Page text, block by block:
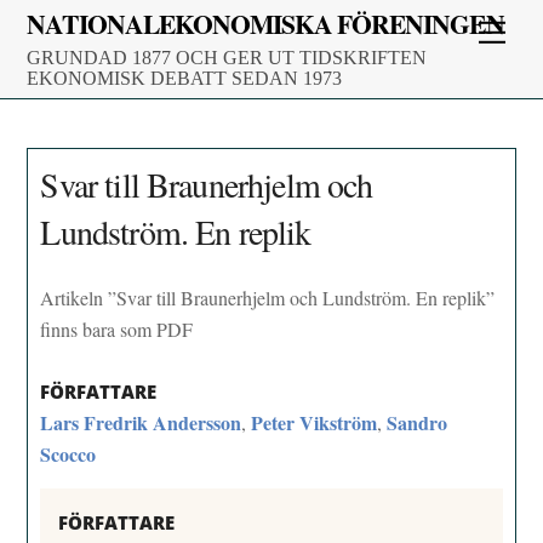
Skip
content
NATIONALEKONOMISKA FÖRENINGEN
GRUNDAD 1877 OCH GER UT TIDSKRIFTEN
EKONOMISK DEBATT SEDAN 1973
Svar till Braunerhjelm och
Lundström. En replik
Artikeln ”Svar till Braunerhjelm och Lundström. En replik”
finns bara som PDF
FÖRFATTARE
Lars Fredrik Andersson,Peter Vikström,Sandro
Scocco
FÖRFATTARE